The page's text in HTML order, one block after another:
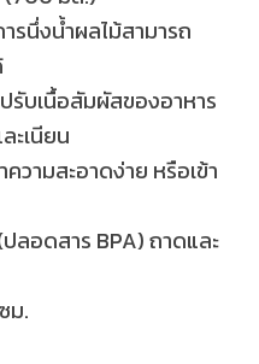
รนึ่งน้ำผลไม้สามารถ
ปรับเนื้อสัมผัสของอาหาร
ะเนียน
วามสะอาดง่าย หรือเข้า
ลอดสาร BPA) ถาดและ
ม.